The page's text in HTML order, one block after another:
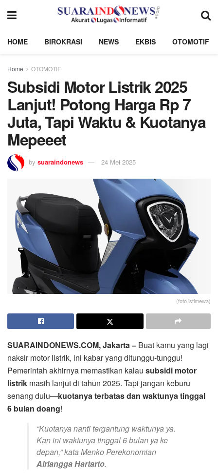
HOME BIROKRASI NEWS EKBIS OTOMOTIF
Home OTOMOTIF
Subsidi Motor Listrik 2025
Lanjut! Potong Harga Rp 7
Juta, Tapi Waktu & Kuotanya
Mepeeet
by suaraindonews 24 Mei 2025
(foto istimewa)
SUARAINDONEWS.COM, Jakarta – Buat kamu yang lagi
naksir motor listrik, ini kabar yang ditunggu-tunggu!
Pemerintah akhirnya memastikan kalau subsidi motor
listrik masih lanjut di tahun 2025. Tapi jangan keburu
senang dulu—kuotanya terbatas dan waktunya tinggal
6 bulan doang!
“Kuotanya nanti tergantung waktunya ya.
Kan ini waktunya tinggal 6 bulan ya ke
depan,”kata Menko Perekonomian
Airlangga Hartarto.